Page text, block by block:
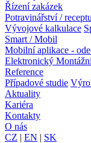
Řízení zakázek
Potravinářství /
Vývojové kalkulace
Smart / Mobil
Mobilní aplikace -
Elektronický
Reference
Případové studie
Aktuality
Kariéra
Kontakty
O nás
CZ | EN | SK